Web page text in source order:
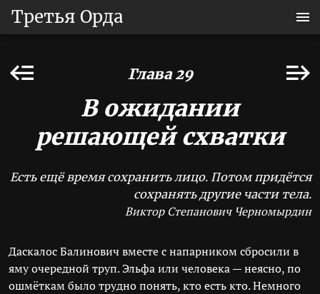
Третья Орда
Глава 29
В ожидании
решающей схватки
Есть ещё время сохранить лицо. Потом придётся
сохранять другие части тела.
Виктор Степанович Черномырдин
Даскалос Балинович вместе с напарником сбросили в
яму очередной труп. Эльфа или человека — неясно, по
ошмёткам было трудно понять, кто есть кто. Немного